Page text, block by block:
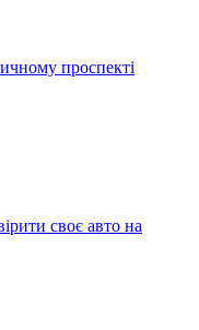
проспекті
своє авто на